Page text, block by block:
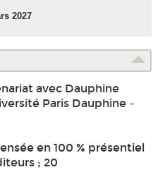
2027
avec Dauphine
Paris Dauphine –
en 100 % présentiel
; 20